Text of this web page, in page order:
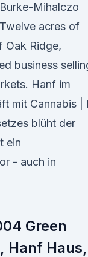
Mihalczo
acres of
Oak Ridge,
business
Hanf im
mit Cannabis |
blüht der
ein
- auch in
Green
Hanf Haus,